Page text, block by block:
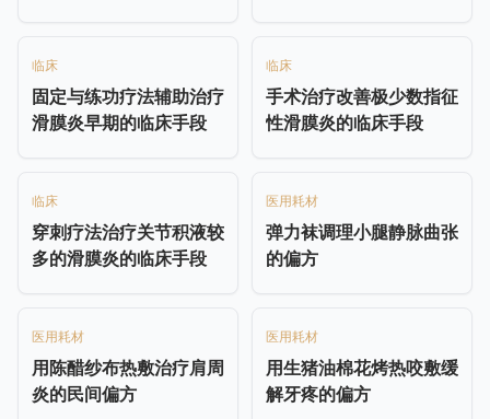
临床
固定与练功疗法辅助治疗
滑膜炎早期的临床手段
临床
手术治疗改善极少数指征
性滑膜炎的临床手段
临床
穿刺疗法治疗关节积液较
多的滑膜炎的临床手段
医用耗材
弹力袜调理小腿静脉曲张
的偏方
医用耗材
用陈醋纱布热敷治疗肩周
炎的民间偏方
医用耗材
用生猪油棉花烤热咬敷缓
解牙疼的偏方